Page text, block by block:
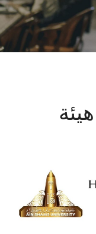
الشئون الأكاديمية
البحث العلمي
المراكز والوحدات
تواصل معنا